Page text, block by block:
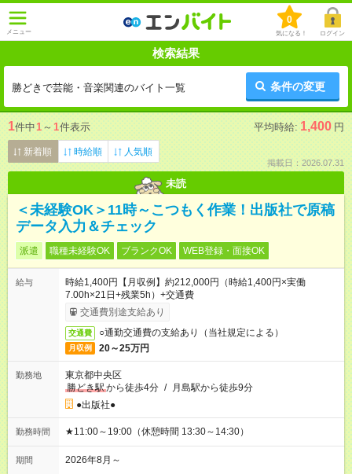
メニュー
0
気になる！ ログイン
検索結果
勝どきで芸能・音楽関連のバイト一覧 条件の変更
1件中1 ～ 1件表示 平均時給: 1,400 円
新着順 時給順 人気順
掲載日：2026.07.31
未読
＜未経験OK＞11時～こつもく作業！出版社で原稿
データ入力＆チェック
派遣 職種未経験OK ブランクOK WEB登録・面接OK
給与
時給1,400円【月収例】約212,000円（時給1,400円×実働
7.00h×21日+残業5h）+交通費
交通費別途支給あり
交通費 ○通勤交通費の支給あり（当社規定による）
月収例 20～25万円
勤務地
東京都中央区
勝どき駅から徒歩4分 / 月島駅から徒歩9分
●出版社●
勤務時間 ★11:00～19:00（休憩時間 13:30～14:30）
期間 2026年8月～